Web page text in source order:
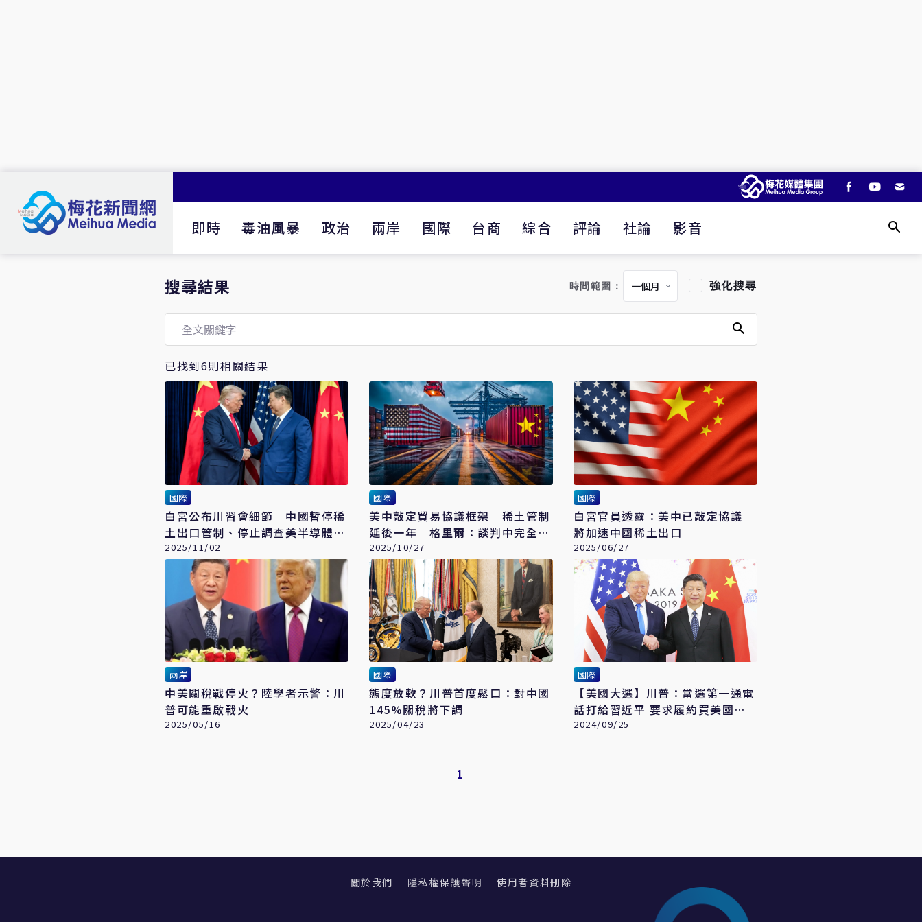
即時 毒油風暴 政治 兩岸 國際 台商 綜合 評論 社論 影音
搜尋結果 時間範圍： 強化搜尋
已找到6則相關結果
國際
白宮公布川習會細節 中國暫停稀
土出口管制、停止調查美半導體供
應鏈企業
2025/11/02
國際
美中敲定貿易協議框架 稀土管制
延後一年 格里爾：談判中完全沒
提台灣
2025/10/27
國際
白宮官員透露：美中已敲定協議
將加速中國稀土出口
2025/06/27
兩岸
中美關稅戰停火？陸學者示警：川
普可能重啟戰火
2025/05/16
國際
態度放軟？川普首度鬆口：對中國
145%關稅將下調
2025/04/23
國際
【美國大選】川普：當選第一通電
話打給習近平 要求履約買美國農
產品
2024/09/25
1
關於我們 隱私權保護聲明 使用者資料刪除